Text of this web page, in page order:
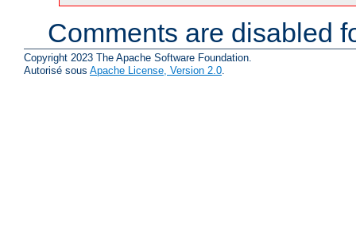
Comments are disabled
Copyright 2023 The Apache Software Foundation.
Autorisé sous Apache License, Version 2.0